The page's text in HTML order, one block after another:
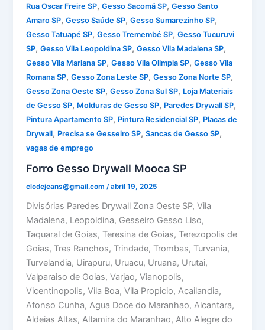
Rua Oscar Freire SP,Gesso Sacomã SP,Gesso Santo
Amaro SP,Gesso Saúde SP,Gesso Sumarezinho SP,
Gesso Tatuapé SP,Gesso Tremembé SP,Gesso Tucuruvi
SP,Gesso Vila Leopoldina SP,Gesso Vila Madalena SP,
Gesso Vila Mariana SP,Gesso Vila Olimpia SP,Gesso Vila
Romana SP,Gesso Zona Leste SP,Gesso Zona Norte SP,
Gesso Zona Oeste SP,Gesso Zona Sul SP, Loja Materiais
de Gesso SP, Molduras de Gesso SP, Paredes Drywall SP,
Pintura Apartamento SP, Pintura Residencial SP, Placas de
Drywall, Precisa se Gesseiro SP,Sancas de Gesso SP,
vagas de emprego
Forro Gesso Drywall Mooca SP
clodejeans@gmail.com/abril 19, 2025
Divisórias Paredes Drywall Zona Oeste SP, Vila
Madalena, Leopoldina, Gesseiro Gesso Liso,
Taquaral de Goias, Teresina de Goias, Terezopolis de
Goias, Tres Ranchos, Trindade, Trombas, Turvania,
Turvelandia, Uirapuru, Uruacu, Uruana, Urutai,
Valparaiso de Goias, Varjao, Vianopolis,
Vicentinopolis, Vila Boa, Vila Propicio, Acailandia,
Afonso Cunha, Agua Doce do Maranhao, Alcantara,
Aldeias Altas, Altamira do Maranhao, Alto Alegre do